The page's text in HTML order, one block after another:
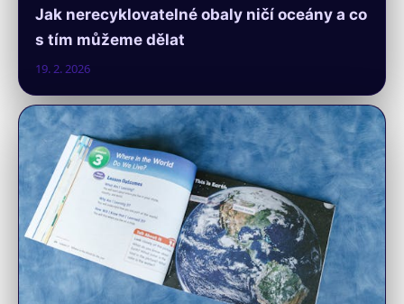
Jak nerecyklovatelné obaly ničí oceány a co
s tím můžeme dělat
19. 2. 2026